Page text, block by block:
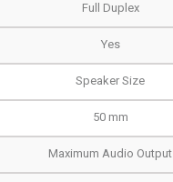
Full Duplex
Yes
Speaker Size
50 mm
Maximum Audio Output